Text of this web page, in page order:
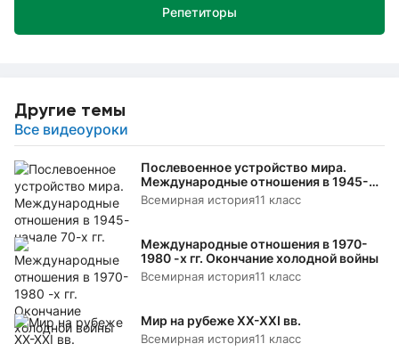
Другие темы
Все видеоуроки
Послевоенное устройство мира.
Международные отношения в 1945-
начале 70-х гг.
Всемирная история11 класс
Международные отношения в 1970-
1980 -х гг. Окончание холодной войны
Всемирная история11 класс
Мир на рубеже XX-XXI вв.
Всемирная история11 класс
Репетиторы